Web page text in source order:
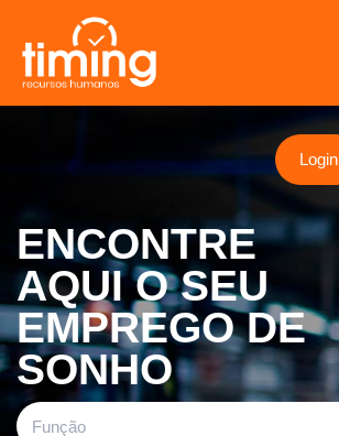
Login
ENCONTRE
AQUI O SEU
EMPREGO DE
SONHO